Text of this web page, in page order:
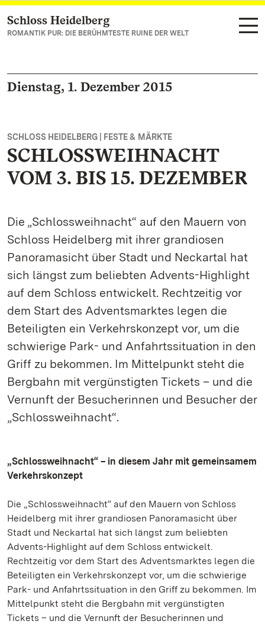
Zum Hauptinhalt springen
Schloss Heidelberg
ROMANTIK PUR: DIE BERÜHMTESTE RUINE DER WELT
Dienstag, 1. Dezember 2015
SCHLOSS HEIDELBERG | FESTE & MÄRKTE
SCHLOSSWEIHNACHT
VOM 3. BIS 15. DEZEMBER
Die „Schlossweihnacht“ auf den Mauern von
Schloss Heidelberg mit ihrer grandiosen
Panoramasicht über Stadt und Neckartal hat
sich längst zum beliebten Advents-Highlight
auf dem Schloss entwickelt. Rechtzeitig vor
dem Start des Adventsmarktes legen die
Beteiligten ein Verkehrskonzept vor, um die
schwierige Park- und Anfahrtssituation in den
Griff zu bekommen. Im Mittelpunkt steht die
Bergbahn mit vergünstigten Tickets – und die
Vernunft der Besucherinnen und Besucher der
„Schlossweihnacht“.
„Schlossweihnacht“ – in diesem Jahr mit gemeinsamem
Verkehrskonzept
Die „Schlossweihnacht“ auf den Mauern von Schloss
Heidelberg mit ihrer grandiosen Panoramasicht über
Stadt und Neckartal hat sich längst zum beliebten
Advents-Highlight auf dem Schloss entwickelt.
Rechtzeitig vor dem Start des Adventsmarktes legen die
Beteiligten ein Verkehrskonzept vor, um die schwierige
Park- und Anfahrtssituation in den Griff zu bekommen. Im
Mittelpunkt steht die Bergbahn mit vergünstigten
Tickets – und die Vernunft der Besucherinnen und